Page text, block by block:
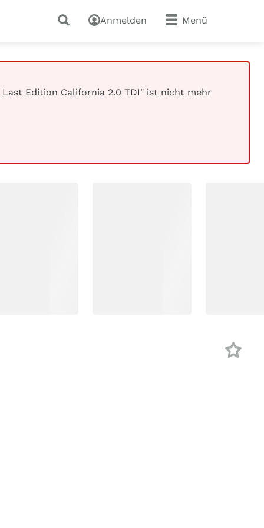
Anmelden Menü
Last Edition California 2.0 TDI" ist nicht mehr